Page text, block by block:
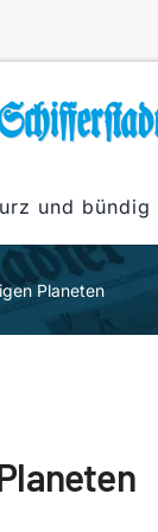
und bündig
Planeten